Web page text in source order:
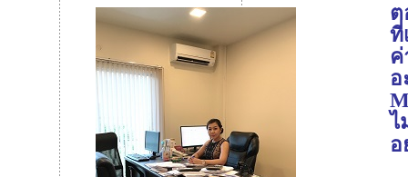
ที่
ค่
อ
ไ
อ